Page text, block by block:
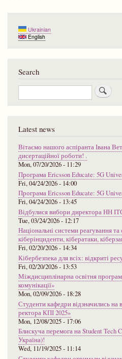
Ukrainian
English
Search
Search
Latest news
Вітаємо нашого аспіранта Івана
дисертаційної роботи! .
Mon, 07/20/2026 - 11:29
Програма Ericsson Educate: 5G
Fri, 04/24/2026 - 14:00
Програма Ericsson Educate: 5G
Fri, 04/24/2026 - 13:45
Відбулися вибори директора НН
Tue, 03/24/2026 - 12:17
Національні системи реагування
кіберінциденти, кібератаки,
Fri, 02/20/2026 - 14:34
Кібербезпека для всіх: відкриті
Fri, 02/20/2026 - 13:53
Міждисциплінарна освітня
комунікації»
Mon, 02/09/2026 - 18:28
Студенти кафедри відзначились на
ректора КПІ 2025»
Mon, 12/08/2025 - 17:06
Блискуча перемога на Student Tech
Україна)!
Wed, 11/19/2025 - 11:14